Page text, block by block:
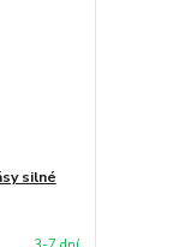
silné